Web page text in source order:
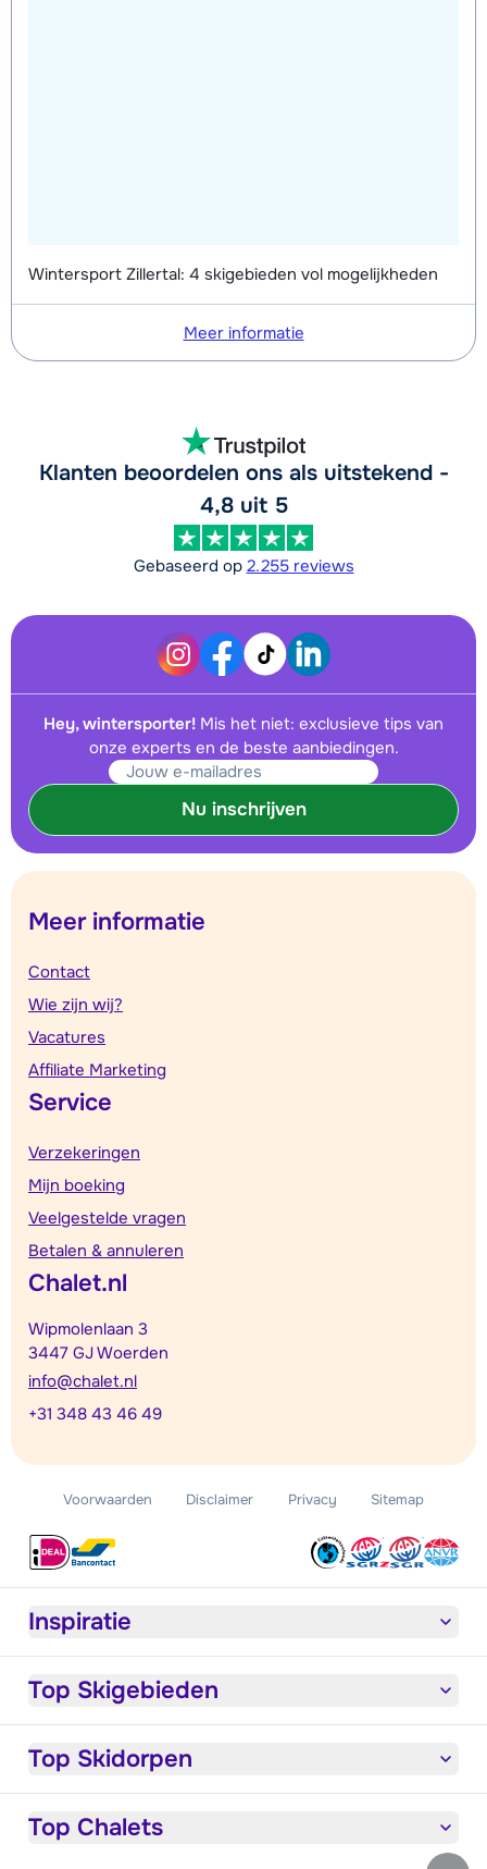
Wintersport Zillertal: 4 skigebieden vol mogelijkheden
Meer informatie
Klanten beoordelen ons als uitstekend -
4,8 uit 5
Gebaseerd op 2.255 reviews
Hey, wintersporter! Mis het niet: exclusieve tips van
onze experts en de beste aanbiedingen.
Nu inschrijven
Meer informatie
Contact
Wie zijn wij?
Vacatures
Affiliate Marketing
Service
Verzekeringen
Mijn boeking
Veelgestelde vragen
Betalen & annuleren
Chalet.nl
Wipmolenlaan 3
3447 GJ Woerden
info@chalet.nl
+31 348 43 46 49
Voorwaarden Disclaimer Privacy Sitemap
Inspiratie
Top Skigebieden
Top Skidorpen
Top Chalets